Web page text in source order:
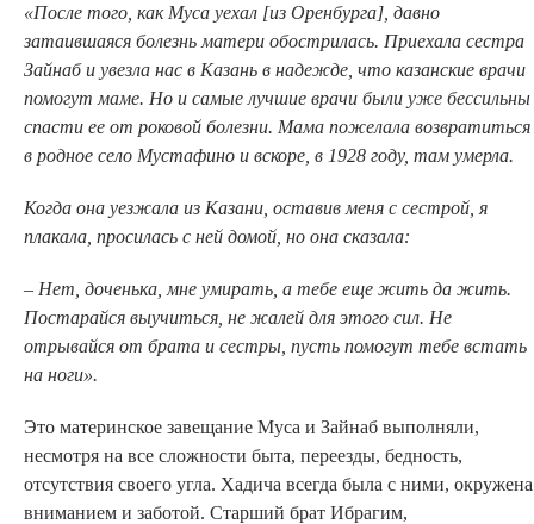
«После того, как Муса уехал [из Оренбурга], давно
затаившаяся болезнь матери обострилась. Приехала сестра
Зайнаб и увезла нас в Казань в надежде, что казанские врачи
помогут маме. Но и самые лучшие врачи были уже бессильны
спасти ее от роковой болезни. Мама пожелала возвратиться
в родное село Мустафино и вскоре, в 1928 году, там умерла.
Когда она уезжала из Казани, оставив меня с сестрой, я
плакала, просилась с ней домой, но она сказала:
– Нет, доченька, мне умирать, а тебе еще жить да жить.
Постарайся выучиться, не жалей для этого сил. Не
отрывайся от брата и сестры, пусть помогут тебе встать
на ноги».
Это материнское завещание Муса и Зайнаб выполняли,
несмотря на все сложности быта, переезды, бедность,
отсутствия своего угла. Хадича всегда была с ними, окружена
вниманием и заботой. Старший брат Ибрагим,